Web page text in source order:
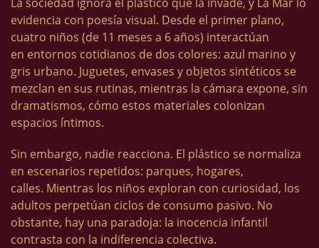
La sociedad ignora el plástico que la invade, y La Mar lo
evidencia con poesía visual. Desde el primer plano,
cuatro niños (de 11 meses a 6 años) interactúan
en entornos cotidianos de dos colores: azul marino y
gris urbano. Juguetes, envases y objetos sintéticos se
mezclan en sus rutinas, mientras la cámara expone, sin
dramatismos, cómo estos materiales colonizan
espacios íntimos.
Sin embargo, nadie reacciona. El plástico se normaliza
en escenarios repetidos: parques, hogares,
calles. Mientras los niños exploran con curiosidad, los
adultos perpetúan ciclos de consumo pasivo. No
obstante, hay una paradoja: la inocencia infantil
contrasta con la indiferencia colectiva.